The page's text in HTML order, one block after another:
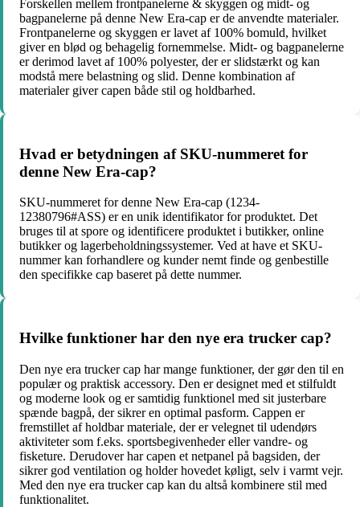
Forskellen mellem frontpanelerne & skyggen og midt- og
bagpanelerne på denne New Era-cap er de anvendte materialer.
Frontpanelerne og skyggen er lavet af 100% bomuld, hvilket
giver en blød og behagelig fornemmelse. Midt- og bagpanelerne
er derimod lavet af 100% polyester, der er slidstærkt og kan
modstå mere belastning og slid. Denne kombination af
materialer giver capen både stil og holdbarhed.
Hvad er betydningen af SKU-nummeret for
denne New Era-cap?
SKU-nummeret for denne New Era-cap (1234-
12380796#ASS) er en unik identifikator for produktet. Det
bruges til at spore og identificere produktet i butikker, online
butikker og lagerbeholdningssystemer. Ved at have et SKU-
nummer kan forhandlere og kunder nemt finde og genbestille
den specifikke cap baseret på dette nummer.
Hvilke funktioner har den nye era trucker cap?
Den nye era trucker cap har mange funktioner, der gør den til en
populær og praktisk accessory. Den er designet med et stilfuldt
og moderne look og er samtidig funktionel med sit justerbare
spænde bagpå, der sikrer en optimal pasform. Cappen er
fremstillet af holdbar materiale, der er velegnet til udendørs
aktiviteter som f.eks. sportsbegivenheder eller vandre- og
fisketure. Derudover har capen et netpanel på bagsiden, der
sikrer god ventilation og holder hovedet køligt, selv i varmt vejr.
Med den nye era trucker cap kan du altså kombinere stil med
funktionalitet.